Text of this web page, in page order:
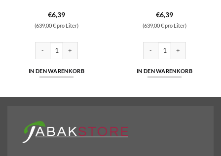
€6,39
(639,00 € pro Liter)
SC - Tropical Fruits - Hybrid Nikotinsalz 10ml Liquid 5mg/ml Menge
IN DEN WARENKORB
€6,39
(639,00 € pro Liter)
SC - Dark Berries - Hybrid
IN DEN WARENKORB
10ml Liquid 5mg/ml Menge